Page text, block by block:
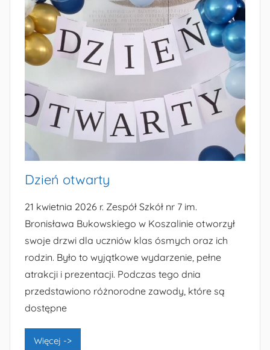
Dzień otwarty
21 kwietnia 2026 r. Zespół Szkół nr 7 im.
Bronisława Bukowskiego w Koszalinie otworzył
swoje drzwi dla uczniów klas ósmych oraz ich
rodzin. Było to wyjątkowe wydarzenie, pełne
atrakcji i prezentacji. Podczas tego dnia
przedstawiono różnorodne zawody, które są
dostępne
Więcej ->